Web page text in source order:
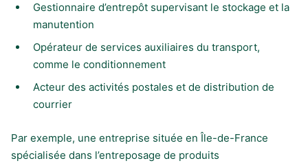
Gestionnaire d’entrepôt supervisant le stockage et la
manutention
Opérateur de services auxiliaires du transport,
comme le conditionnement
Acteur des activités postales et de distribution de
courrier
Par exemple, une entreprise située en Île-de-France
spécialisée dans l’entreposage de produits